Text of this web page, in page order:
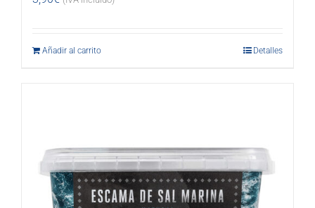
Añadir al carrito Detalles